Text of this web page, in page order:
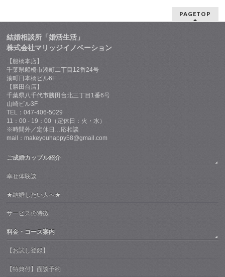
PAGETOP
結婚相談所「婚活生活」
株式会社マリッジイノベーション
【船橋本店】
千葉県船橋市湊町二丁目12番24号
湊町日本橋ビル6F
【勝田台店】
千葉県八千代市勝田台北三丁目1番6号
山崎ビル3F
TEL：047-406-5029
11：00 - 19：00（定休日：火・水）
※時間外／定休日…応相談
mail：makeyouhappy58@gmail.com
ご成婚カップル紹介
幸せ体験談
★結婚したい人へ★
サービスの特徴
料金・コース案内
【お試し登録】
【特典付】面談予約